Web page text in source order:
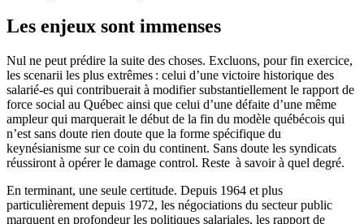
Les enjeux sont immenses
Nul ne peut prédire la suite des choses. Excluons, pour fin exercice,
les scenarii les plus extrêmes : celui d’une victoire historique des
salarié-es qui contribuerait à modifier substantiellement le rapport de
force social au Québec ainsi que celui d’une défaite d’une même
ampleur qui marquerait le début de la fin du modèle québécois qui
n’est sans doute rien doute que la forme spécifique du
keynésianisme sur ce coin du continent. Sans doute les syndicats
réussiront à opérer le damage control. Reste à savoir à quel degré.
En terminant, une seule certitude. Depuis 1964 et plus
particulièrement depuis 1972, les négociations du secteur public
marquent en profondeur les politiques salariales, les rapport de